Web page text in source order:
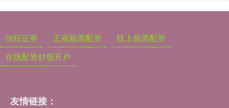
信钰证券 正规股票配资
线上股票配资
在线配资炒股开户
友情链接：